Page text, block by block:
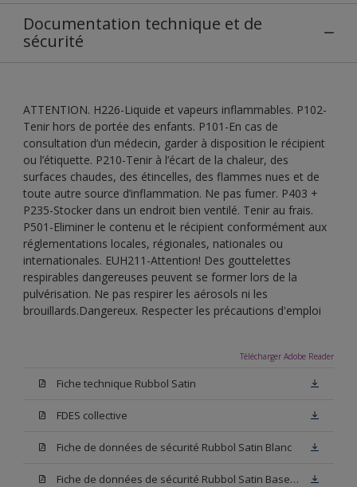
Documentation technique et de
sécurité
ATTENTION. H226-Liquide et vapeurs inflammables. P102-
Tenir hors de portée des enfants. P101-En cas de
consultation d’un médecin, garder à disposition le récipient
ou l’étiquette. P210-Tenir à l’écart de la chaleur, des
surfaces chaudes, des étincelles, des flammes nues et de
toute autre source d’inflammation. Ne pas fumer. P403 +
P235-Stocker dans un endroit bien ventilé. Tenir au frais.
P501-Eliminer le contenu et le récipient conformément aux
réglementations locales, régionales, nationales ou
internationales. EUH211-Attention! Des gouttelettes
respirables dangereuses peuvent se former lors de la
pulvérisation. Ne pas respirer les aérosols ni les
brouillards.Dangereux. Respecter les précautions d'emploi
Télécharger Adobe Reader
Fiche technique Rubbol Satin
FDES collective
Fiche de données de sécurité Rubbol Satin Blanc
Fiche de données de sécurité Rubbol Satin Base W05